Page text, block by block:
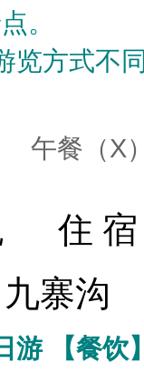
。
览方式不
午餐（
住
寨沟
游 【餐